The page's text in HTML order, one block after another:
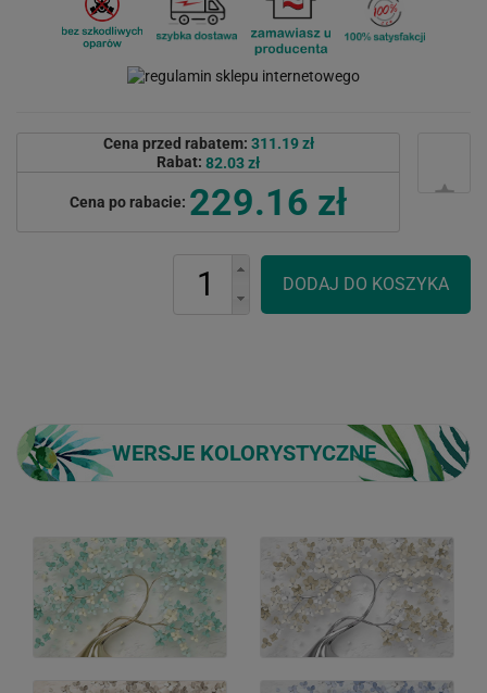
Cena przed rabatem: 311.19 zł
Rabat: 82.03 zł
Cena po rabacie: 229.16 zł
WERSJE KOLORYSTYCZNE